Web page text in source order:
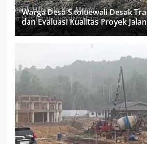
Warga Desa Sitoluewali Desak
dan Evaluasi Kualitas Proyek
Minim Informasi